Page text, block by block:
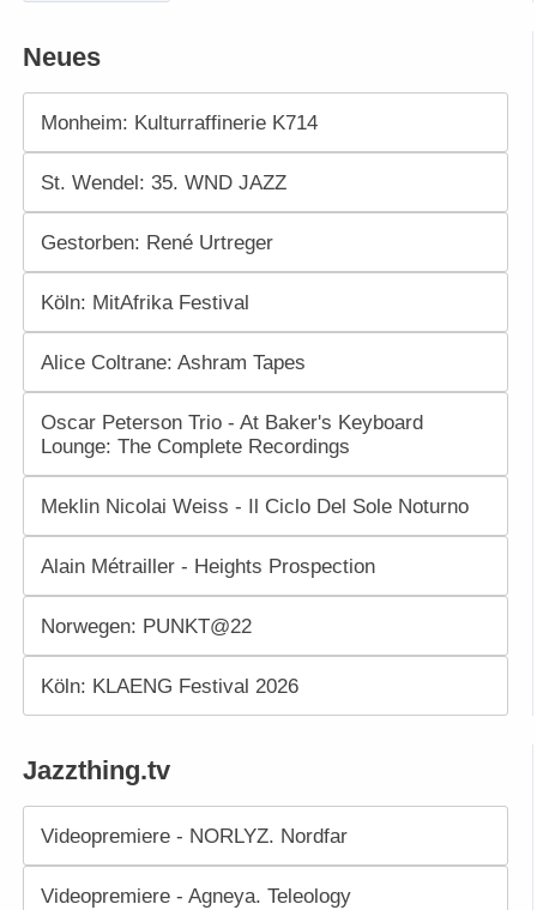
Neues
Monheim: Kulturraffinerie K714
St. Wendel: 35. WND JAZZ
Gestorben: René Urtreger
Köln: MitAfrika Festival
Alice Coltrane: Ashram Tapes
Oscar Peterson Trio - At Baker's Keyboard
Lounge: The Complete Recordings
Meklin Nicolai Weiss - Il Ciclo Del Sole Noturno
Alain Métrailler - Heights Prospection
Norwegen: PUNKT@22
Köln: KLAENG Festival 2026
Jazzthing.tv
Videopremiere - NORLYZ. Nordfar
Videopremiere - Agneya. Teleology